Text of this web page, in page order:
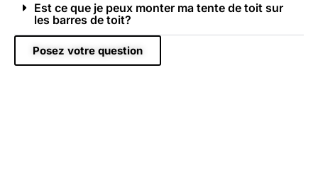
Est ce que je peux monter ma tente de toit sur
les barres de toit?
Posez votre question